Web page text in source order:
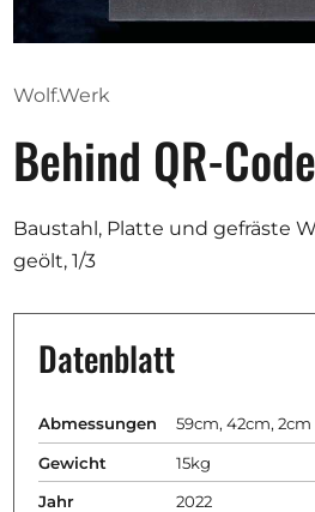
Ausschreibungen
Mitglied werden
Über uns
Spenden
Help
Kontakt
Wolf.Werk
Behind QR-Code
Baustahl, Platte und gefräste
geölt, 1/3
Datenblatt
Abmessungen 59cm, 42cm, 2cm
Gewicht 15kg
Jahr 2022